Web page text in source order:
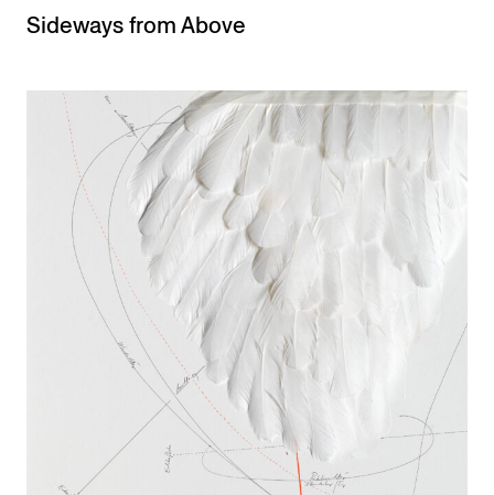
Sideways from Above